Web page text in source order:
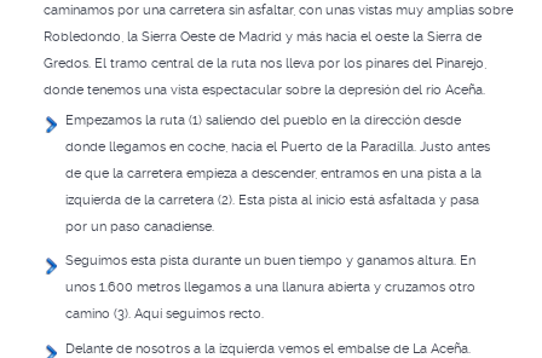
caminamos por una carretera sin asfaltar, con unas vistas muy amplias sobre
Robledondo, la Sierra Oeste de Madrid y más hacia el oeste la Sierra de
Gredos. El tramo central de la ruta nos lleva por los pinares del Pinarejo,
donde tenemos una vista espectacular sobre la depresión del río Aceña.
Empezamos la ruta (1) saliendo del pueblo en la dirección desde
donde llegamos en coche, hacia el Puerto de la Paradilla. Justo antes
de que la carretera empieza a descender, entramos en una pista a la
izquierda de la carretera (2). Esta pista al inicio está asfaltada y pasa
por un paso canadiense.
Seguimos esta pista durante un buen tiempo y ganamos altura. En
unos 1.600 metros llegamos a una llanura abierta y cruzamos otro
camino (3). Aquí seguimos recto.
Delante de nosotros a la izquierda vemos el embalse de La Aceña.